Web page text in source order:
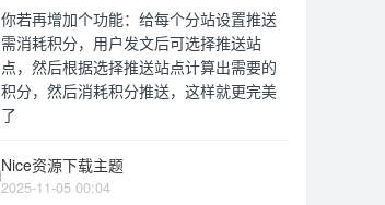
你若再增加个功能：给每个分站设置推送
需消耗积分，用户发文后可选择推送站
点，然后根据选择推送站点计算出需要的
积分，然后消耗积分推送，这样就更完美
了
Nice资源下载主题
2025-11-05 00:04